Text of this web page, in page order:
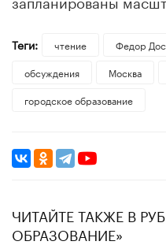
Теги: чтение Федор
обсуждения
Москва
городское образование
ЧИТАЙТЕ ТАКЖЕ В
ОБРАЗОВАНИЕ»